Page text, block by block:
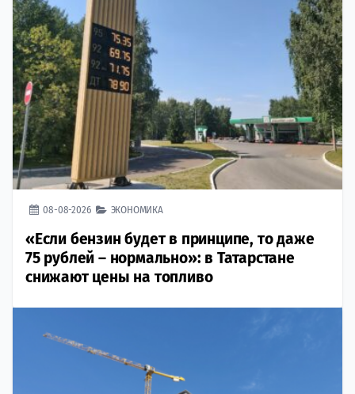
08-08-2026 ЭКОНОМИКА
«Если бензин будет в принципе, то даже
75 рублей – нормально»: в Татарстане
снижают цены на топливо